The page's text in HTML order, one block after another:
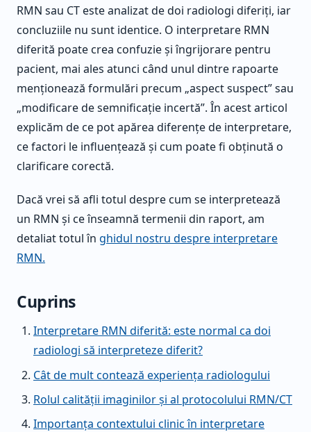
RMN sau CT este analizat de doi radiologi diferiți, iar
concluziile nu sunt identice. O interpretare RMN
diferită poate crea confuzie și îngrijorare pentru
pacient, mai ales atunci când unul dintre rapoarte
menționează formulări precum „aspect suspect” sau
„modificare de semnificație incertă”. În acest articol
explicăm de ce pot apărea diferențe de interpretare,
ce factori le influențează și cum poate fi obținută o
clarificare corectă.
Dacă vrei să afli totul despre cum se interpretează
un RMN și ce înseamnă termenii din raport, am
detaliat totul în ghidul nostru despre interpretare
RMN.
Cuprins
Interpretare RMN diferită: este normal ca doi
radiologi să interpreteze diferit?
Cât de mult contează experiența radiologului
Rolul calității imaginilor și al protocolului RMN/CT
Importanța contextului clinic în interpretare